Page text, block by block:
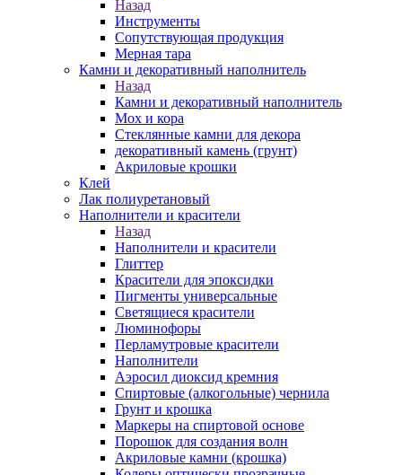
Назад
Инструменты
Сопутствующая продукция
Мерная тара
Камни и декоративный наполнитель
Назад
Камни и декоративный наполнитель
Мох и кора
Стеклянные камни для декора
декоративный камень (грунт)
Акриловые крошки
Клей
Лак полиуретановый
Наполнители и красители
Назад
Наполнители и красители
Глиттер
Красители для эпоксидки
Пигменты универсальные
Светящиеся красители
Люминофоры
Перламутровые красители
Наполнители
Аэросил диоксид кремния
Спиртовые (алкогольные) чернила
Грунт и крошка
Маркеры на спиртовой основе
Порошок для создания волн
Акриловые камни (крошка)